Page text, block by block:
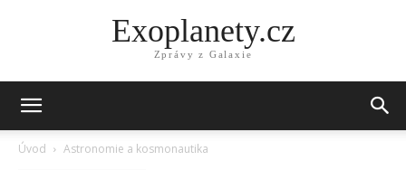
Exoplanety.cz
Zprávy z Galaxie
Úvod Astronomie a kosmonautika